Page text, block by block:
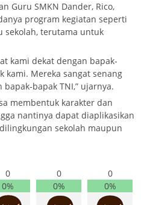
Guru SMKN Dander, Rico,
program kegiatan seperti
sekolah, terutama untuk
kami dekat dengan bapak-
kami. Mereka sangat senang
bapak TNI,” ujarnya.
membentuk karakter dan
nantinya dapat diaplikasikan
sekolah maupun
0
0%
0
0%
0
0%